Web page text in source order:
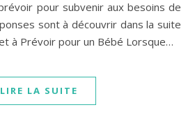
pour subvenir aux besoins de
sont à découvrir dans la suite
à Prévoir pour un Bébé Lorsque…
LIRE LA SUITE